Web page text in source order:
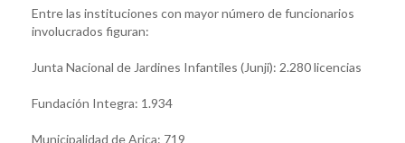
Entre las instituciones con mayor número de funcionarios
involucrados figuran:
Junta Nacional de Jardines Infantiles (Junji): 2.280 licencias
Fundación Integra: 1.934
Municipalidad de Arica: 719